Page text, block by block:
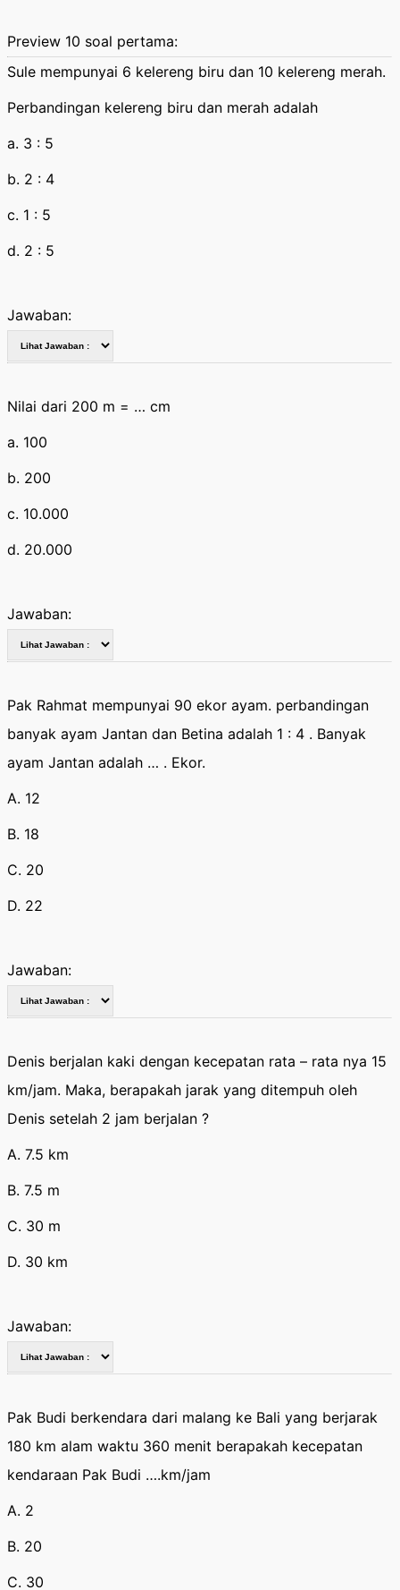
Preview 10 soal pertama:
Sule mempunyai 6 kelereng biru dan 10 kelereng merah.
Perbandingan kelereng biru dan merah adalah
a. 3 : 5
b. 2 : 4
c. 1 : 5
d. 2 : 5
Jawaban:
Nilai dari 200 m = … cm
a. 100
b. 200
c. 10.000
d. 20.000
Jawaban:
Pak Rahmat mempunyai 90 ekor ayam. perbandingan
banyak ayam Jantan dan Betina adalah 1 : 4 . Banyak
ayam Jantan adalah … . Ekor.
A. 12
B. 18
C. 20
D. 22
Jawaban:
Denis berjalan kaki dengan kecepatan rata – rata nya 15
km/jam. Maka, berapakah jarak yang ditempuh oleh
Denis setelah 2 jam berjalan ?
A. 7.5 km
B. 7.5 m
C. 30 m
D. 30 km
Jawaban:
Pak Budi berkendara dari malang ke Bali yang berjarak
180 km alam waktu 360 menit berapakah kecepatan
kendaraan Pak Budi ….km/jam
A. 2
B. 20
C. 30